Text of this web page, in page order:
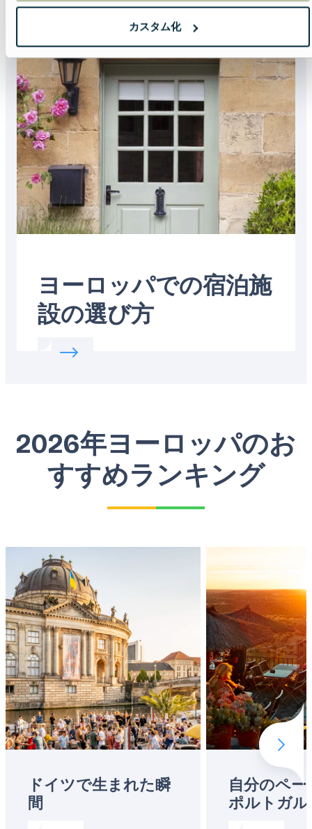
カスタム化
Read more about:ヨーロッパ通貨完全ガイ
image
ヨーロッパでの宿泊施
設の選び方
Read more about:
2026年ヨーロッパのお
すすめランキング
ドイツで生まれた瞬
間
自分のペ
ポルトガル
Next